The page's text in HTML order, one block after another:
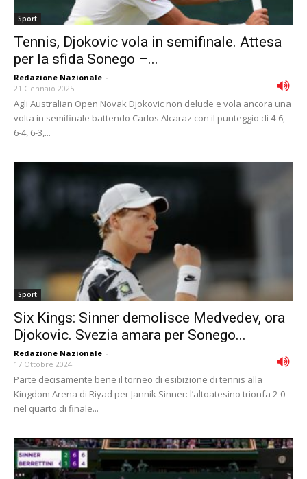
Sport
Tennis, Djokovic vola in semifinale. Attesa
per la sfida Sonego –...
Redazione Nazionale -
21 Gennaio 2025
Agli Australian Open Novak Djokovic non delude e vola ancora una
volta in semifinale battendo Carlos Alcaraz con il punteggio di 4-6,
6-4, 6-3,...
Sport
Six Kings: Sinner demolisce Medvedev, ora
Djokovic. Svezia amara per Sonego...
Redazione Nazionale -
17 Ottobre 2024
Parte decisamente bene il torneo di esibizione di tennis alla
Kingdom Arena di Riyad per Jannik Sinner: l’altoatesino trionfa 2-0
nel quarto di finale...